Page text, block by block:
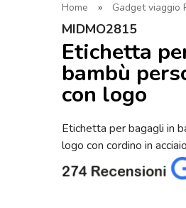
Home » Gadget viaggio
MIDMO2815
Etichetta
bambù
con logo
Etichetta per bagagli in
logo con cordino in